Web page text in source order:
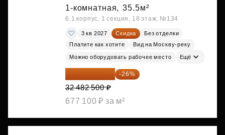
1-комнатная, 35.5м²
6.1 корпус, 1 секция, 18 этаж, №134
3 кв 2027 Скидка
Без отделки
Платите как хотите
Вид на Москву-реку
Можно оборудовать рабочее место Ещё
24 037 050 ₽ -26%
32 482 500 ₽
677 100 ₽ за м²